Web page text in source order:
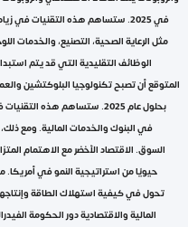
في 2025. ستساهم هذه التقنيات
مثل الرعاية الصحية، التصنيع،
الوظائف التقليدية التي قد يتم
المتوقع أن تصبح تكنولوجيا البلوكتشين
بحلول عام 2025. ستساهم هذه
في البنوك والخدمات المالية. ومع
السوق. الاقتصاد الأخضر مع الاهتمام
حيويًا من استراتيجية النمو في
تحول في كيفية استهلاك الطاقة
المالية والاقتصادية دور الحكومة